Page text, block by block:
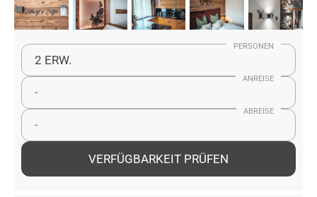
PERSONEN
2 ERW.
ANREISE
-
ABREISE
-
VERFÜGBARKEIT PRÜFEN